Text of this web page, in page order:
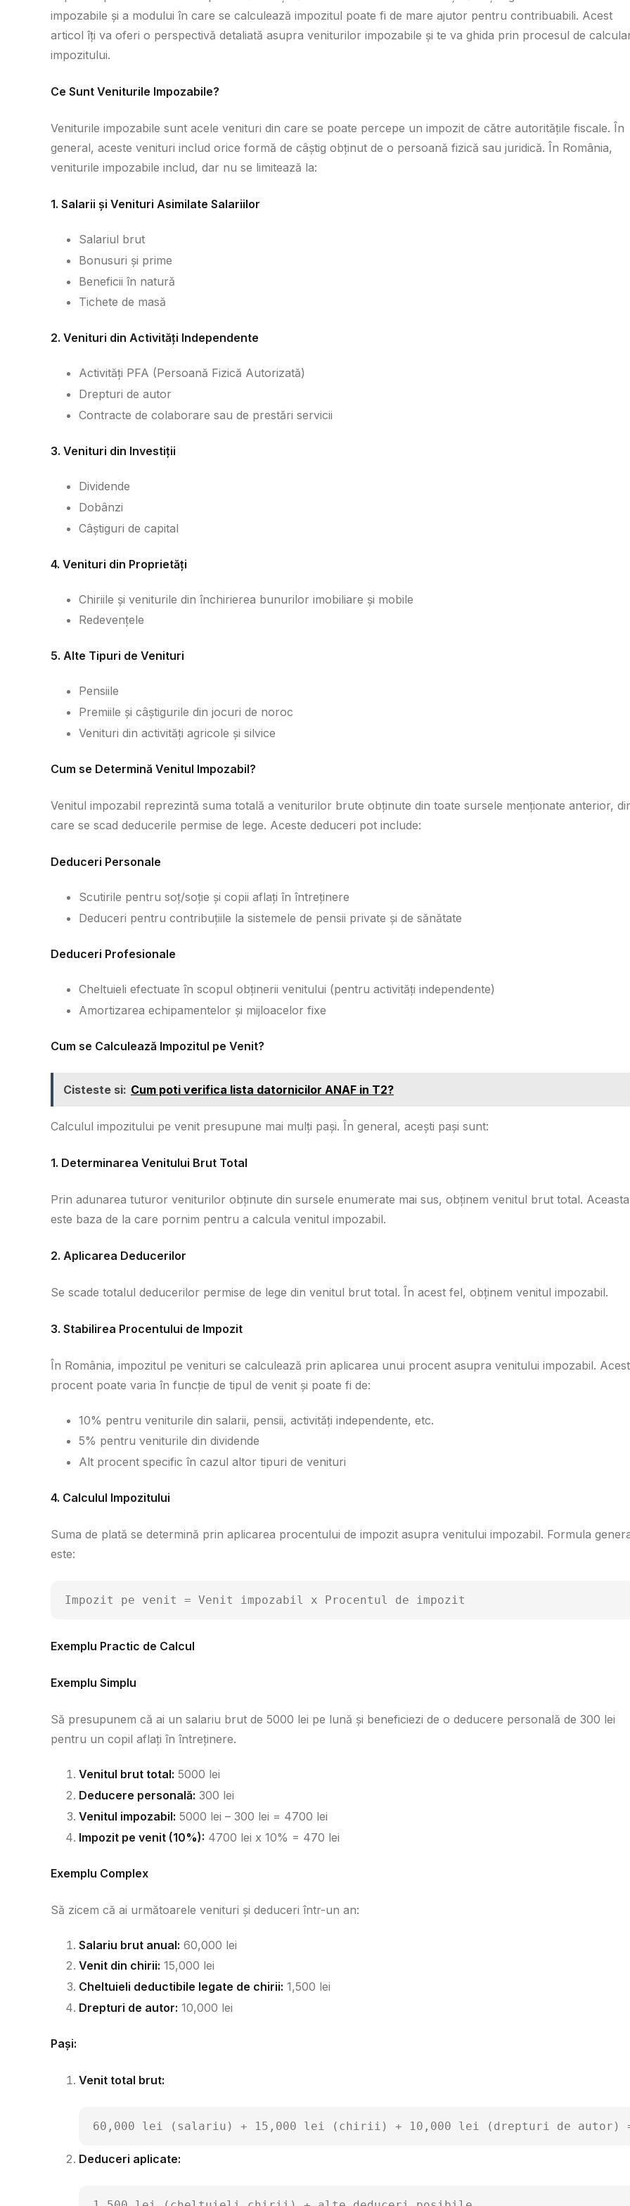
impozabile și a modului în care se calculează impozitul poate fi de mare ajutor pentru contribuabili. Acest
articol îți va oferi o perspectivă detaliată asupra veniturilor impozabile și te va ghida prin procesul de
impozitului.
Ce Sunt Veniturile Impozabile?
Veniturile impozabile sunt acele venituri din care se poate percepe un impozit de către autoritățile fiscale. În
general, aceste venituri includ orice formă de câștig obținut de o persoană fizică sau juridică. În România,
veniturile impozabile includ, dar nu se limitează la:
1. Salarii și Venituri Asimilate Salariilor
Salariul brut
Bonusuri și prime
Beneficii în natură
Tichete de masă
2. Venituri din Activități Independente
Activități PFA (Persoană Fizică Autorizată)
Drepturi de autor
Contracte de colaborare sau de prestări servicii
3. Venituri din Investiții
Dividende
Dobânzi
Câștiguri de capital
4. Venituri din Proprietăți
Chiriile și veniturile din închirierea bunurilor imobiliare și mobile
Redevențele
5. Alte Tipuri de Venituri
Pensiile
Premiile și câștigurile din jocuri de noroc
Venituri din activități agricole și silvice
Cum se Determină Venitul Impozabil?
Venitul impozabil reprezintă suma totală a veniturilor brute obținute din toate sursele menționate anterior,
care se scad deducerile permise de lege. Aceste deduceri pot include:
Deduceri Personale
Scutirile pentru soț/soție și copii aflați în întreținere
Deduceri pentru contribuțiile la sistemele de pensii private și de sănătate
Deduceri Profesionale
Cheltuieli efectuate în scopul obținerii venitului (pentru activități independente)
Amortizarea echipamentelor și mijloacelor fixe
Cum se Calculează Impozitul pe Venit?
Cisteste si: Cum poti verifica lista datornicilor ANAF in T2?
Calculul impozitului pe venit presupune mai mulți pași. În general, acești pași sunt:
1. Determinarea Venitului Brut Total
Prin adunarea tuturor veniturilor obținute din sursele enumerate mai sus, obținem venitul brut total. Aceasta
este baza de la care pornim pentru a calcula venitul impozabil.
2. Aplicarea Deducerilor
Se scade totalul deducerilor permise de lege din venitul brut total. În acest fel, obținem venitul impozabil.
3. Stabilirea Procentului de Impozit
În România, impozitul pe venituri se calculează prin aplicarea unui procent asupra venitului impozabil. Acest
procent poate varia în funcție de tipul de venit și poate fi de:
10% pentru veniturile din salarii, pensii, activități independente, etc.
5% pentru veniturile din dividende
Alt procent specific în cazul altor tipuri de venituri
4. Calculul Impozitului
Suma de plată se determină prin aplicarea procentului de impozit asupra venitului impozabil. Formula
este:
Impozit pe venit = Venit impozabil x Procentul de impozit
Exemplu Practic de Calcul
Exemplu Simplu
Să presupunem că ai un salariu brut de 5000 lei pe lună și beneficiezi de o deducere personală de 300 lei
pentru un copil aflați în întreținere.
Venitul brut total: 5000 lei
Deducere personală: 300 lei
Venitul impozabil: 5000 lei – 300 lei = 4700 lei
Impozit pe venit (10%): 4700 lei x 10% = 470 lei
Exemplu Complex
Să zicem că ai următoarele venituri și deduceri într-un an:
Salariu brut anual: 60,000 lei
Venit din chirii: 15,000 lei
Cheltuieli deductibile legate de chirii: 1,500 lei
Drepturi de autor: 10,000 lei
Pași:
Venit total brut:
60,000 lei (salariu) + 15,000 lei (chirii) + 10,000 lei (drepturi de autor)
Deduceri aplicate: